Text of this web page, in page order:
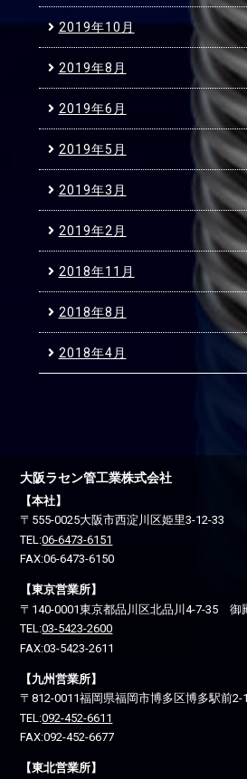
2019年10月
2019年8月
2019年6月
2019年5月
2019年3月
2019年2月
2018年11月
2018年8月
2018年4月
大阪ラセン管工業株式会社
【本社】
〒555-0025大阪市西淀川区姫里3-12-33
TEL:06-6473-6151
FAX:06-6473-6150
【東京営業所】
〒140-0001東京都品川区北品川4-7-35 御
TEL:03-5423-2600
FAX:03-5423-2611
【九州営業所】
〒812-0011福岡県福岡市博多区博多駅前2-
TEL:092-452-6611
FAX:092-452-6677
【東北営業所】